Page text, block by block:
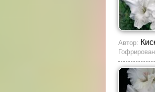
Автор: